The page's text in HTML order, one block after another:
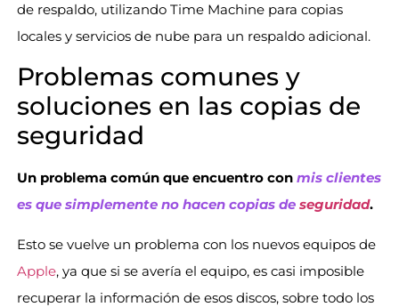
de respaldo, utilizando Time Machine para copias
locales y servicios de nube para un respaldo adicional.
Problemas comunes y
soluciones en las copias de
seguridad
Un problema común que encuentro con mis clientes
es que simplemente no hacen copias de seguridad.
Esto se vuelve un problema con los nuevos equipos de
Apple, ya que si se avería el equipo, es casi imposible
recuperar la información de esos discos, sobre todo los